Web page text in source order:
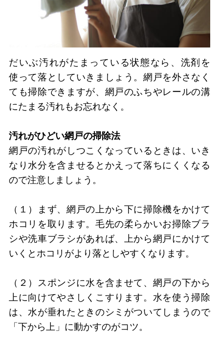
だいぶ汚れがたまっている状態なら、洗剤を
使って落としていきましょう。網戸を外さなく
ても掃除できますが、網戸のふちやレールの溝
にたまる汚れもお忘れなく。
汚れがひどい網戸の掃除法
網戸の汚れがしつこくなっているときは、いき
なり水分を含ませるとかえって落ちにくくなる
ので注意しましょう。
（１）まず、網戸の上から下に掃除機をかけて
ホコリを取ります。毛先の柔らかいお掃除ブラ
シや洗車ブラシがあれば、上から網戸にかけて
いくとホコリがより落としやすくなります。
（２）スポンジに水を含ませて、網戸の下から
上に向けてやさしくこすります。水を使う掃除
は、水が垂れたときのシミがついてしまうので
「下から上」に動かすのがコツ。